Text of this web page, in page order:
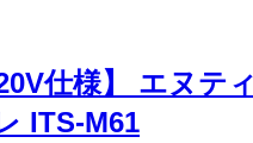
仕様】 エヌテ
ITS-M61